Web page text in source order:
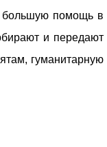
большую помощь в
и передают
гуманитарную